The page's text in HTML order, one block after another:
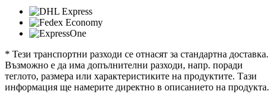
* Тези транспортни разходи се отнасят за стандартна доставка.
Възможно е да има допълнителни разходи, напр. поради
теглото, размера или характеристиките на продуктите. Тази
информация ще намерите директно в описанието на продукта.